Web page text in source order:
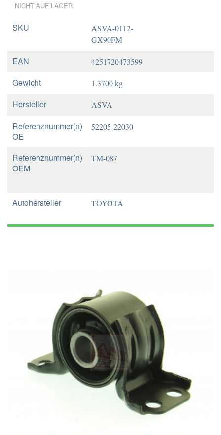
NICHT AUF LAGER
SKU
ASVA-0112-
GX90FM
EAN 4251720473599
Gewicht 1.3700 kg
Hersteller ASVA
Referenznummer(n)
OE
52205-22030
Referenznummer(n)
OEM
TM-087
Autohersteller TOYOTA